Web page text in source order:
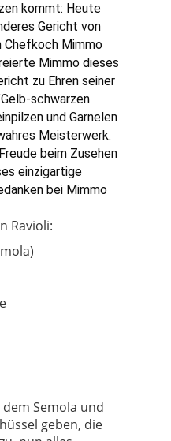
kommt: Heute
Gericht von
Chefkoch Mimmo
Mimmo dieses
zu Ehren seiner
schwarzen
und Garnelen
Meisterwerk.
beim Zusehen
einzigartige
bei Mimmo
Ravioli:
Semola und
geben, die